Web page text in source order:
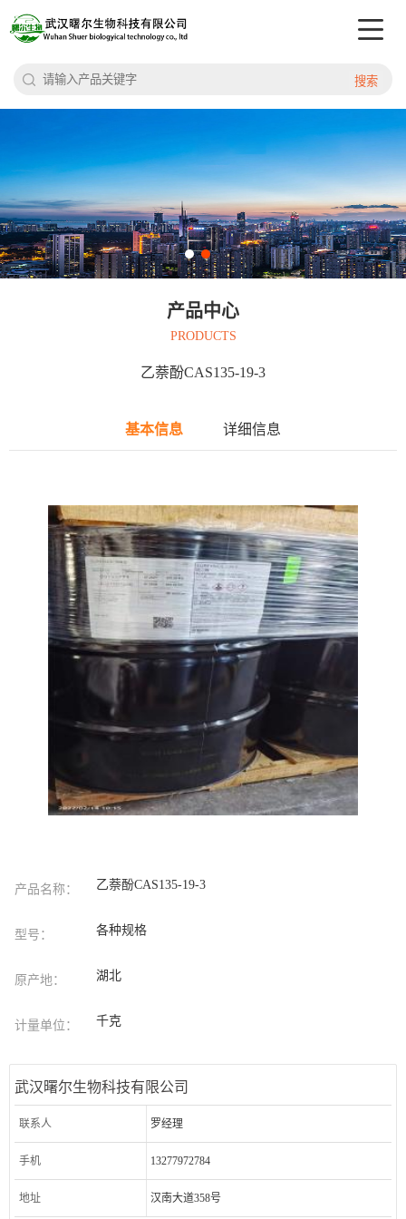
搜索
产品中心
PRODUCTS
乙萘酚CAS135-19-3
基本信息 详细信息
产品名称： 乙萘酚CAS135-19-3
型号： 各种规格
原产地： 湖北
计量单位： 千克
武汉曙尔生物科技有限公司
联系人 罗经理
手机 13277972784
地址 汉南大道358号